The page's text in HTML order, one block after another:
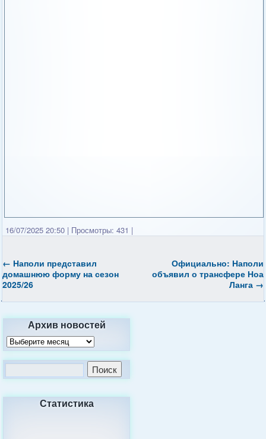
16/07/2025 20:50 | Просмотры: 431 |
← Наполи представил
домашнюю форму на сезон
2025/26
Официально: Наполи
объявил о трансфере Ноа
Ланга →
Архив новостей
Статистика